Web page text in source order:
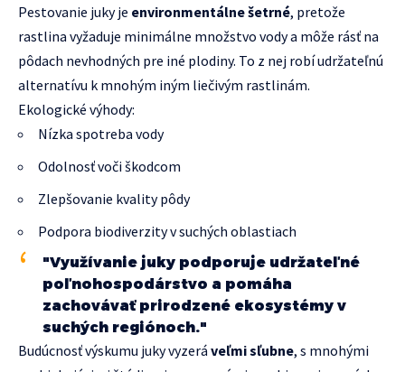
Pestovanie juky je environmentálne šetrné, pretože
rastlina vyžaduje minimálne množstvo vody a môže rásť na
pôdach nevhodných pre iné plodiny. To z nej robí udržateľnú
alternatívu k mnohým iným liečivým rastlinám.
Ekologické výhody:
Nízka spotreba vody
Odolnosť voči škodcom
Zlepšovanie kvality pôdy
Podpora biodiverzity v suchých oblastiach
"Využívanie juky podporuje udržateľné
poľnohospodárstvo a pomáha
zachovávať prirodzené ekosystémy v
suchých regiónoch."
Budúcnosť výskumu juky vyzerá veľmi sľubne, s mnohými